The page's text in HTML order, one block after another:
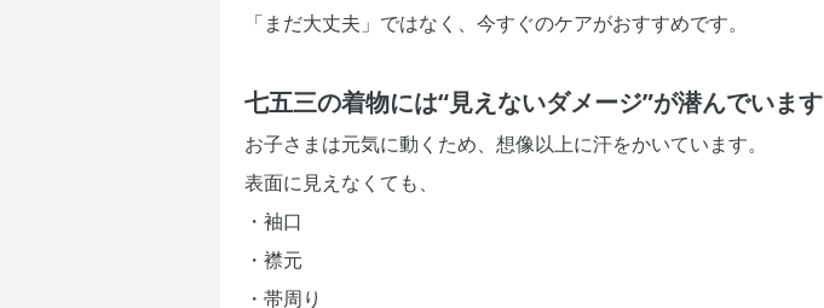
「まだ大丈夫」ではなく、今すぐのケアがおすすめです。
七五三の着物には“見えないダメージ”が潜んでいます
お子さまは元気に動くため、想像以上に汗をかいています。
表面に見えなくても、
・袖口
・襟元
・帯周り